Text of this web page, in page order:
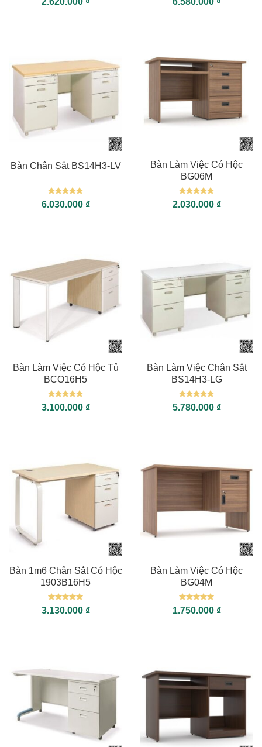
hạng55
hạng55
Bàn Chân Sắt BS14H3-LV
Được xếp
hạng55
6.030.000 ₫
Bàn Làm Việc Có Hộc
BG06M
Được xếp
hạng55
2.030.000 ₫
Bàn Làm Việc Có Hộc Tủ
BCO16H5
Được xếp
hạng55
3.100.000 ₫
Bàn Làm Việc Chân Sắt
BS14H3-LG
Được xếp
hạng55
5.780.000 ₫
Bàn 1m6 Chân Sắt Có Hộc
1903B16H5
Được xếp
hạng55
3.130.000 ₫
Bàn Làm Việc Có Hộc
BG04M
Được xếp
hạng55
1.750.000 ₫